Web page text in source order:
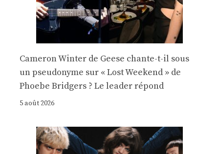
Cameron Winter de Geese chante-t-il sous
un pseudonyme sur « Lost Weekend » de
Phoebe Bridgers ? Le leader répond
5 août 2026